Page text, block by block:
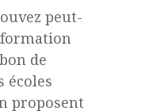
peut-
de
écoles
proposent